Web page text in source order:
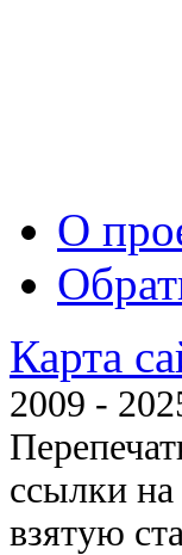
О
Карта
2009 -
ссылки на
взятую